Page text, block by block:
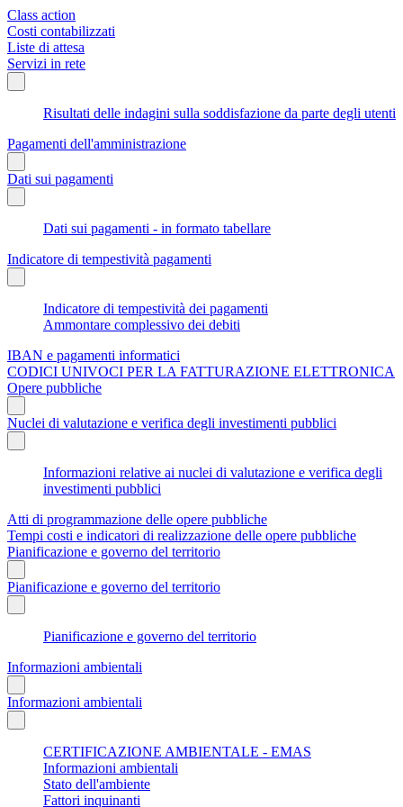
Class action
Costi contabilizzati
Liste di attesa
Servizi in rete
Risultati delle indagini sulla soddisfazione da parte degli utenti
Pagamenti dell'amministrazione
Dati sui pagamenti
Dati sui pagamenti - in formato tabellare
Indicatore di tempestività pagamenti
Indicatore di tempestività dei pagamenti
Ammontare complessivo dei debiti
IBAN e pagamenti informatici
CODICI UNIVOCI PER LA FATTURAZIONE ELETTRONICA
Opere pubbliche
Nuclei di valutazione e verifica degli investimenti pubblici
Informazioni relative ai nuclei di valutazione e verifica degli
investimenti pubblici
Atti di programmazione delle opere pubbliche
Tempi costi e indicatori di realizzazione delle opere pubbliche
Pianificazione e governo del territorio
Pianificazione e governo del territorio
Pianificazione e governo del territorio
Informazioni ambientali
Informazioni ambientali
CERTIFICAZIONE AMBIENTALE - EMAS
Informazioni ambientali
Stato dell'ambiente
Fattori inquinanti